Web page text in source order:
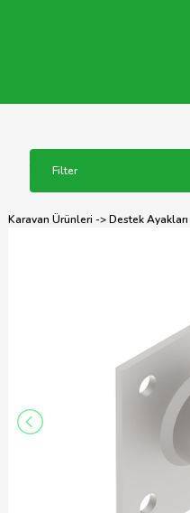
Filter
Karavan Ürünleri ->Destek Ayakları